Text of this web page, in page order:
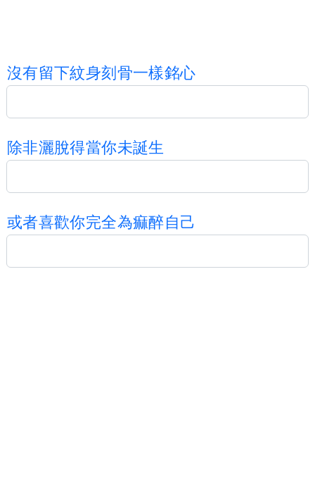
沒有留下紋身刻 骨一樣銘心
除非灑脫得當你未誕生
或者喜歡你完全為痲醉 自己